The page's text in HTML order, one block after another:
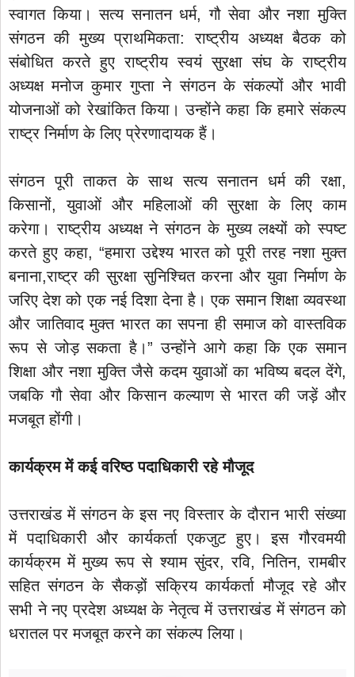
स्वागत किया। सत्य सनातन धर्म, गौ सेवा और नशा मुक्ति
संगठन की मुख्य प्राथमिकता: राष्ट्रीय अध्यक्ष बैठक को
संबोधित करते हुए राष्ट्रीय स्वयं सुरक्षा संघ के राष्ट्रीय
अध्यक्ष मनोज कुमार गुप्ता ने संगठन के संकल्पों और भावी
योजनाओं को रेखांकित किया। उन्होंने कहा कि हमारे संकल्प
राष्ट्र निर्माण के लिए प्रेरणादायक हैं।
संगठन पूरी ताकत के साथ सत्य सनातन धर्म की रक्षा,
किसानों, युवाओं और महिलाओं की सुरक्षा के लिए काम
करेगा। राष्ट्रीय अध्यक्ष ने संगठन के मुख्य लक्ष्यों को स्पष्ट
करते हुए कहा, “हमारा उद्देश्य भारत को पूरी तरह नशा मुक्त
बनाना,राष्ट्र की सुरक्षा सुनिश्चित करना और युवा निर्माण के
जरिए देश को एक नई दिशा देना है। एक समान शिक्षा व्यवस्था
और जातिवाद मुक्त भारत का सपना ही समाज को वास्तविक
रूप से जोड़ सकता है।” उन्होंने आगे कहा कि एक समान
शिक्षा और नशा मुक्ति जैसे कदम युवाओं का भविष्य बदल देंगे,
जबकि गौ सेवा और किसान कल्याण से भारत की जड़ें और
मजबूत होंगी।
कार्यक्रम में कई वरिष्ठ पदाधिकारी रहे मौजूद
उत्तराखंड में संगठन के इस नए विस्तार के दौरान भारी संख्या
में पदाधिकारी और कार्यकर्ता एकजुट हुए। इस गौरवमयी
कार्यक्रम में मुख्य रूप से श्याम सुंदर, रवि, नितिन, रामबीर
सहित संगठन के सैकड़ों सक्रिय कार्यकर्ता मौजूद रहे और
सभी ने नए प्रदेश अध्यक्ष के नेतृत्व में उत्तराखंड में संगठन को
धरातल पर मजबूत करने का संकल्प लिया।